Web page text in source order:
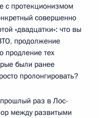
с протекционизмом
совершенно
«двадцатки»: что вы
продолжение
продление тех
были ранее
пролонгировать?
раз в Лос-
между развитыми